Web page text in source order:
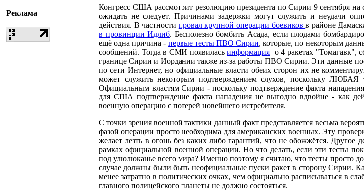
Реклама
Конгресс США рассмотрит резолюцию президента по Сирии 9 сентября на
ожидать не следует. Причинами задержки могут служить и неудачи
действия. В частности провал крупной операции боевиковв районе
в провинции Идлиб. Бесполезно бомбить Асада, если плодами
ещё одна причина - первые тесты ПВО Сирии, которые, по некоторым
сообщений. Тогда в СМИ появиласьинформация о 4 ракетах "Томагавк",
границе Сирии и Иордании также из-за работы ПВО Сирии. Эти данные
по сети Интернет, но официальные власти обеих сторон их не
может служить некоторым подтверждением слухов, поскольку ЛЮБАЯ
Официальным властям Сирии - поскольку подтверждение факта
для США подтверждение факта нападения не выгодно вдвойне - как
военную операцию с потерей новейшего истребителя.
С точки зрения военной тактики данный факт представляется весьма
фазой операции просто необходима для американских военных. Эту
желает лезть в огонь без каких либо гарантий, что не обожжётся.
рамках официальной военной операции. Но что делать, если эти тесты
под улюлюканье всего мира? Именно поэтому я считаю, что тесты
случае должны были быть неофициальные пуски ракет в сторону Сирии.
менее затратно в политических очках, чем официально расписываться в
главного полицейского планеты не должно состояться.